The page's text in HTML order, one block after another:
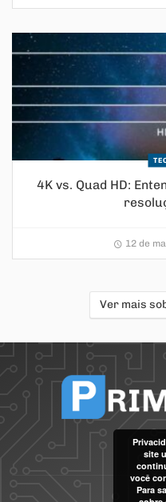
4K vs. Quad HD:
12 de
Ver mais
site
você
Para